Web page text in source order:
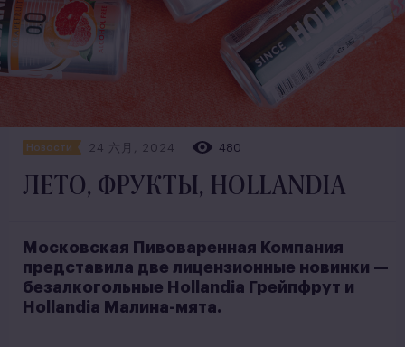
Новости 24 六月, 2024 480
ЛЕТО, ФРУКТЫ, HOLLANDIA
Московская Пивоваренная Компания
представила две лицензионные новинки —
безалкогольные Hollandia Грейпфрут и
Hollandia Малина-мята.